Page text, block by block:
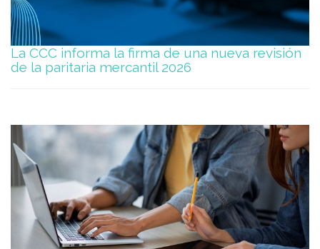
La CCC informa la firma de una nueva revisión
de la paritaria mercantil 2026